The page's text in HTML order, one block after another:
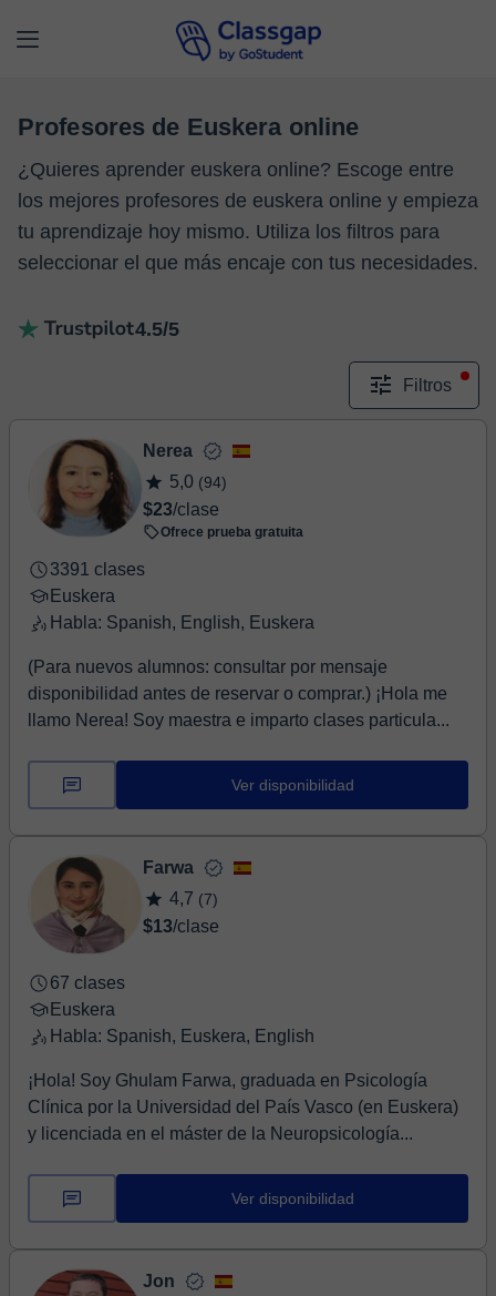
Profesores de Euskera online
¿Quieres aprender euskera online? Escoge entre
los mejores profesores de euskera online y empieza
tu aprendizaje hoy mismo. Utiliza los filtros para
seleccionar el que más encaje con tus necesidades.
4.5/5
Filtros
Nerea
5,0 (94)
$23/clase
Ofrece prueba gratuita
3391 clases
Euskera
Habla: Spanish, English, Euskera
(Para nuevos alumnos: consultar por mensaje
disponibilidad antes de reservar o comprar.) ¡Hola me
llamo Nerea! Soy maestra e imparto clases particula...
Ver disponibilidad
Farwa
4,7 (7)
$13/clase
67 clases
Euskera
Habla: Spanish, Euskera, English
¡Hola! Soy Ghulam Farwa, graduada en Psicología
Clínica por la Universidad del País Vasco (en Euskera)
y licenciada en el máster de la Neuropsicología...
Ver disponibilidad
Jon